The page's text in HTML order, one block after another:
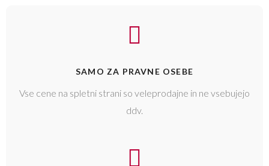
SAMO ZA PRAVNE OSEBE
Vse cene na spletni strani so veleprodajne in ne vsebujejo
ddv.